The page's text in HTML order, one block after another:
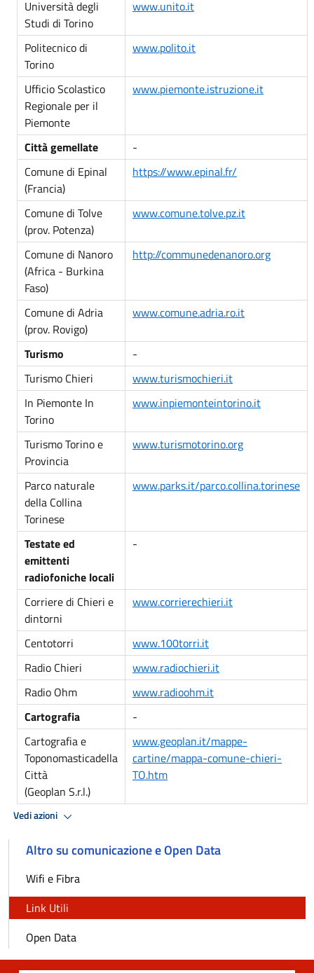
Università degli
Studi di Torino
www.unito.it
Politecnico di
Torino
www.polito.it
Ufficio Scolastico
Regionale per il
Piemonte
www.piemonte.istruzione.it
Città gemellate
-
Comune di Epinal
(Francia)
https://www.epinal.fr/
Comune di Tolve
(prov. Potenza)
www.comune.tolve.pz.it
Comune di Nanoro
(Africa - Burkina
Faso)
http://communedenanoro.org
Comune di Adria
(prov. Rovigo)
www.comune.adria.ro.it
Turismo
-
Turismo Chieri
www.turismochieri.it
In Piemonte In
Torino
www.inpiemonteintorino.it
Turismo Torino e
Provincia
www.turismotorino.org
Parco naturale
della Collina
Torinese
www.parks.it/parco.collina.torinese
Testate ed
emittenti
radiofoniche locali
-
Corriere di Chieri e
dintorni
www.corrierechieri.it
Centotorri
www.100torri.it
Radio Chieri
www.radiochieri.it
Radio Ohm
www.radioohm.it
Cartografia
-
Cartografia e
Toponomasticadella
Città
(Geoplan S.r.l.)
www.geoplan.it/mappe-
cartine/mappa-comune-chieri-
TO.htm
Vedi azioni
Altro su comunicazione e Open Data
Wifi e Fibra
Link Utili
Open Data